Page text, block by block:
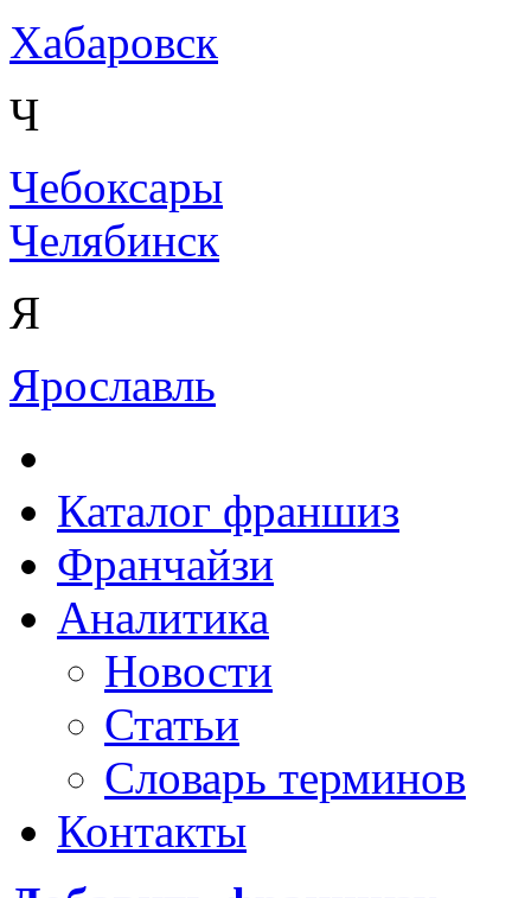
Хабаровск
Ч
Чебоксары
Челябинск
Я
Ярославль
Каталог франшиз
Франчайзи
Аналитика
Новости
Статьи
Словарь терминов
Контакты